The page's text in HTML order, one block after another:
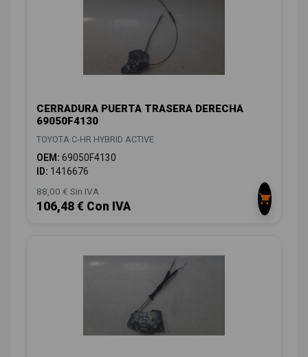
CERRADURA PUERTA TRASERA DERECHA
69050F4130
TOYOTA C-HR HYBRID ACTIVE
OEM: 69050F4130
ID: 1416676
88,00 € Sin IVA
106,48 € Con IVA